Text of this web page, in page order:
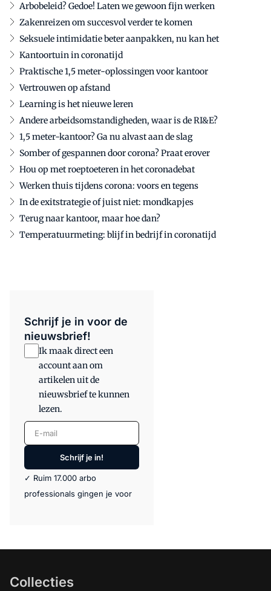
Arbobeleid? Gedoe! Laten we gewoon fijn werken
Zakenreizen om succesvol verder te komen
Seksuele intimidatie beter aanpakken, nu kan het
Kantoortuin in coronatijd
Praktische 1,5 meter-oplossingen voor kantoor
Vertrouwen op afstand
Learning is het nieuwe leren
Andere arbeidsomstandigheden, waar is de RI&E?
1,5 meter-kantoor? Ga nu alvast aan de slag
Somber of gespannen door corona? Praat erover
Hou op met roeptoeteren in het coronadebat
Werken thuis tijdens corona: voors en tegens
In de exitstrategie of juist niet: mondkapjes
Terug naar kantoor, maar hoe dan?
Temperatuurmeting: blijf in bedrijf in coronatijd
Schrijf je in voor de
nieuwsbrief!
Ik maak direct een
account aan om
artikelen uit de
nieuwsbrief te kunnen
lezen.
E-mail
Schrijf je in!
✓ Ruim 17.000 arbo
professionals gingen je voor
Collecties